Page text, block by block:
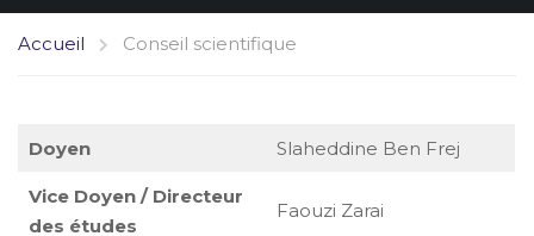
Accueil Conseil scientifique
Doyen Slaheddine Ben Frej
Vice Doyen / Directeur
des études
Faouzi Zarai